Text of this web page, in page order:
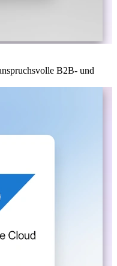
B2B- und